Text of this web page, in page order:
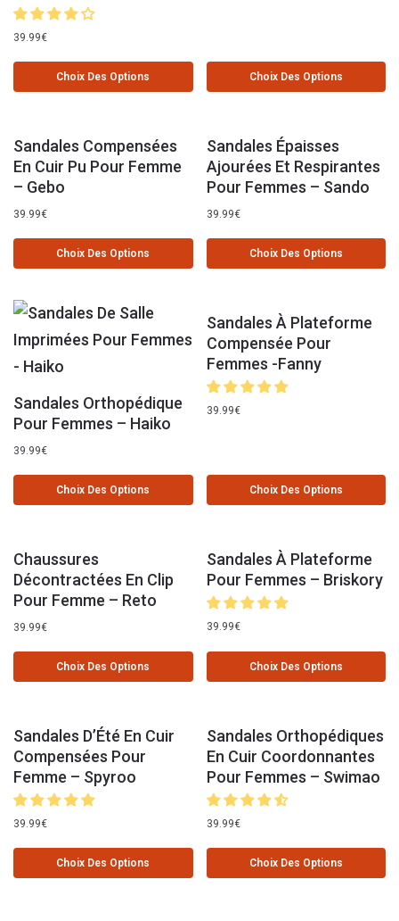
39.99€
Choix Des Options Choix Des Options
Sandales Compensées
En Cuir Pu Pour Femme
– Gebo
39.99€
Choix Des Options
Sandales Épaisses
Ajourées Et Respirantes
Pour Femmes – Sando
39.99€
Choix Des Options
Sandales Orthopédique
Pour Femmes – Haiko
39.99€
Choix Des Options
Sandales À Plateforme
Compensée Pour
Femmes -Fanny
39.99€
Choix Des Options
Chaussures
Décontractées En Clip
Pour Femme – Reto
39.99€
Choix Des Options
Sandales À Plateforme
Pour Femmes – Briskory
39.99€
Choix Des Options
Sandales D’Été En Cuir
Compensées Pour
Femme – Spyroo
39.99€
Choix Des Options
Sandales Orthopédiques
En Cuir Coordonnantes
Pour Femmes – Swimao
39.99€
Choix Des Options